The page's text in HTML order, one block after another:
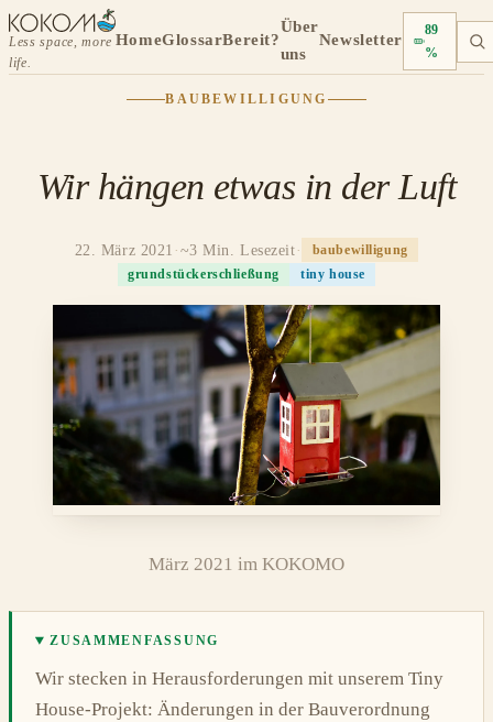
Less space, more
life.
HomeGlossarBereit?
Über
uns
Newsletter
89
%
BAUBEWILLIGUNG
Wir hängen etwas in der Luft
22. März 2021 ·~3 Min. Lesezeit·
baubewilligung
grundstückerschließung
tiny house
März 2021 im KOKOMO
ZUSAMMENFASSUNG
Wir stecken in Herausforderungen mit unserem Tiny
House-Projekt: Änderungen in der Bauverordnung